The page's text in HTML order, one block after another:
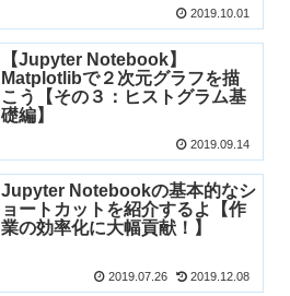
2019.10.01
【Jupyter Notebook】
Matplotlibで２次元グラフを描
こう【その３：ヒストグラム基
礎編】
2019.09.14
Jupyter Notebookの基本的なシ
ョートカットを紹介するよ【作
業の効率化に大幅貢献！】
2019.07.26 2019.12.08